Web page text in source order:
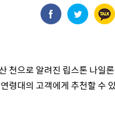
으로 알려진 립스톤 나
령대의 고객에게 추천할 수